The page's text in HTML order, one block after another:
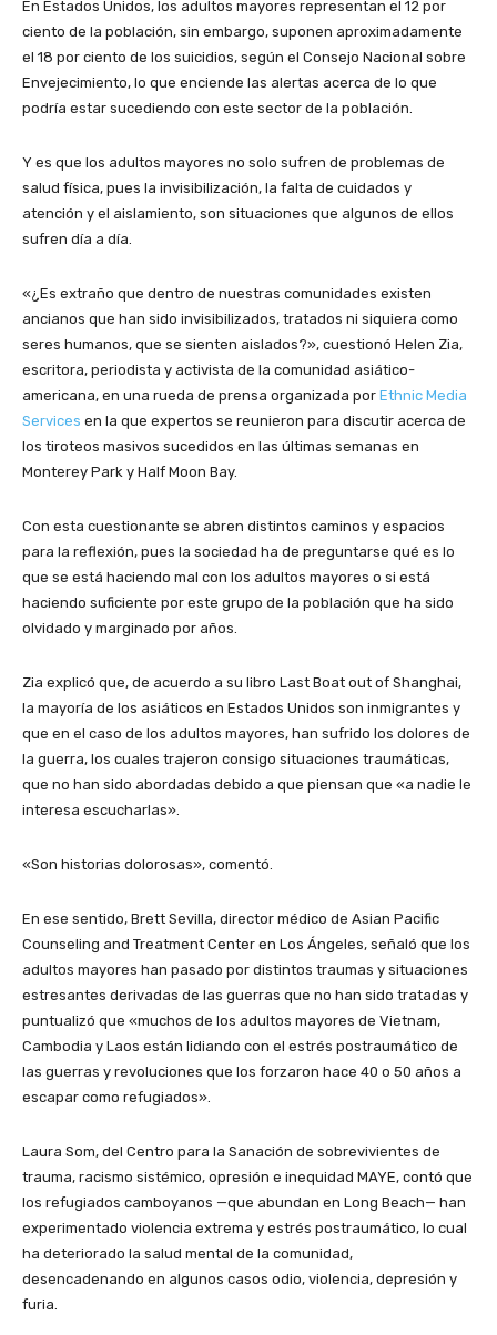
En Estados Unidos, los adultos mayores representan el 12 por
ciento de la población, sin embargo, suponen aproximadamente
el 18 por ciento de los suicidios, según el Consejo Nacional sobre
Envejecimiento, lo que enciende las alertas acerca de lo que
podría estar sucediendo con este sector de la población.
Y es que los adultos mayores no solo sufren de problemas de
salud física, pues la invisibilización, la falta de cuidados y
atención y el aislamiento, son situaciones que algunos de ellos
sufren día a día.
«¿Es extraño que dentro de nuestras comunidades existen
ancianos que han sido invisibilizados, tratados ni siquiera como
seres humanos, que se sienten aislados?», cuestionó Helen Zia,
escritora, periodista y activista de la comunidad asiático-
americana, en una rueda de prensa organizada por Ethnic Media
Services en la que expertos se reunieron para discutir acerca de
los tiroteos masivos sucedidos en las últimas semanas en
Monterey Park y Half Moon Bay.
Con esta cuestionante se abren distintos caminos y espacios
para la reflexión, pues la sociedad ha de preguntarse qué es lo
que se está haciendo mal con los adultos mayores o si está
haciendo suficiente por este grupo de la población que ha sido
olvidado y marginado por años.
Zia explicó que, de acuerdo a su libro Last Boat out of Shanghai,
la mayoría de los asiáticos en Estados Unidos son inmigrantes y
que en el caso de los adultos mayores, han sufrido los dolores de
la guerra, los cuales trajeron consigo situaciones traumáticas,
que no han sido abordadas debido a que piensan que «a nadie le
interesa escucharlas».
«Son historias dolorosas», comentó.
En ese sentido, Brett Sevilla, director médico de Asian Pacific
Counseling and Treatment Center en Los Ángeles, señaló que los
adultos mayores han pasado por distintos traumas y situaciones
estresantes derivadas de las guerras que no han sido tratadas y
puntualizó que «muchos de los adultos mayores de Vietnam,
Cambodia y Laos están lidiando con el estrés postraumático de
las guerras y revoluciones que los forzaron hace 40 o 50 años a
escapar como refugiados».
Laura Som, del Centro para la Sanación de sobrevivientes de
trauma, racismo sistémico, opresión e inequidad MAYE, contó que
los refugiados camboyanos —que abundan en Long Beach— han
experimentado violencia extrema y estrés postraumático, lo cual
ha deteriorado la salud mental de la comunidad,
desencadenando en algunos casos odio, violencia, depresión y
furia.